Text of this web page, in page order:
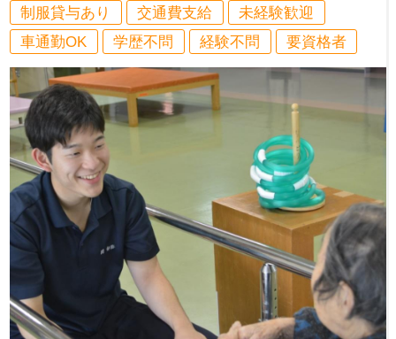
制服貸与あり
交通費支給
未経験歓迎
車通勤OK
学歴不問 経験不問 要資格者